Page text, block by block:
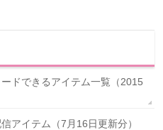
ドできるアイテム一覧（2015
アイテム（7月16日更新分）